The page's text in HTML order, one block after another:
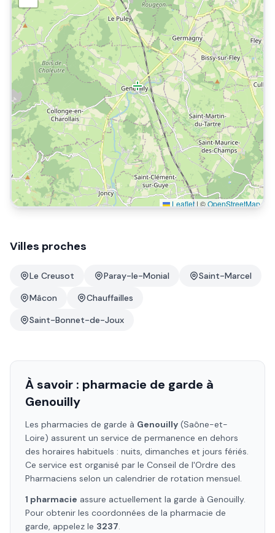
Leaflet | ©OpenStreetMap
Villes proches
Le Creusot Paray-le-Monial
Saint-Marcel
Mâcon
Chauffailles
Saint-Bonnet-de-Joux
À savoir : pharmacie de garde à
Genouilly
Les pharmacies de garde à Genouilly (Saône-et-
Loire) assurent un service de permanence en dehors
des horaires habituels : nuits, dimanches et jours fériés.
Ce service est organisé par le Conseil de l'Ordre des
Pharmaciens selon un calendrier de rotation mensuel.
1 pharmacie assure actuellement la garde à Genouilly.
Pour obtenir les coordonnées de la pharmacie de
garde, appelez le 3237.